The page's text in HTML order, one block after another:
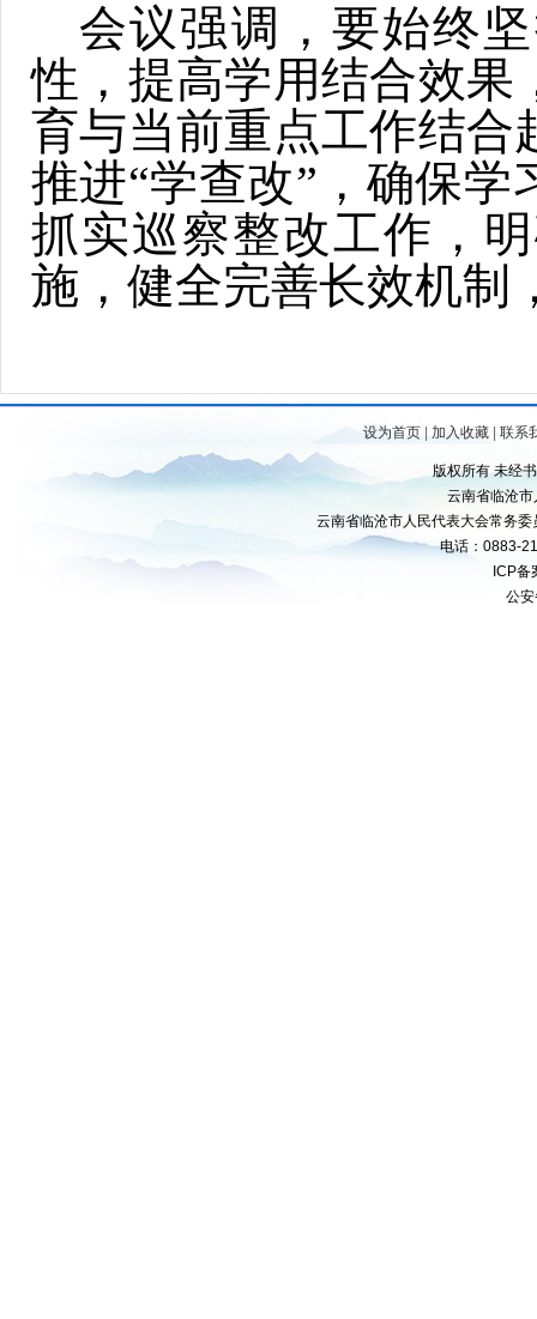
会议强调，要始终
性，提高学用结合效果
育与当前重点工作结合
推进“学查改”，确保
抓实巡察整改工作，
施，健全完善长效机制
设为首页 加入收藏 联系
版权所有 未经
云南省临沧
云南省临沧市人民代表大会常务
电话：0883-
ICP备
公